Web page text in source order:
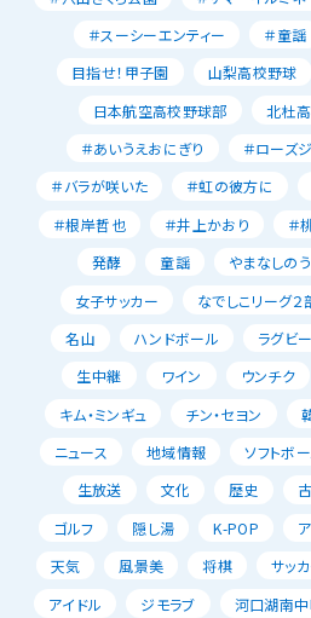
＃スーシーエンティー
＃童謡
目指せ！甲子園
山梨高校野球
日本航空高校野球部
北杜
＃あいうえおにぎり
＃ローズ
＃バラが咲いた
＃虹の彼方に
＃根岸哲也
＃井上かおり ＃
発酵
童謡 やまなしの
女子サッカー
なでしこリーグ２
名山
ハンドボール ラグビー
生中継
ワイン ウンチク
キム・ミンギュ
チン・セヨン
ニュース
地域情報 ソフトボ
生放送
文化 歴史
ゴルフ
隠し湯 K-POP
天気
風景美 将棋 サッ
アイドル
ジモラブ 河口湖南